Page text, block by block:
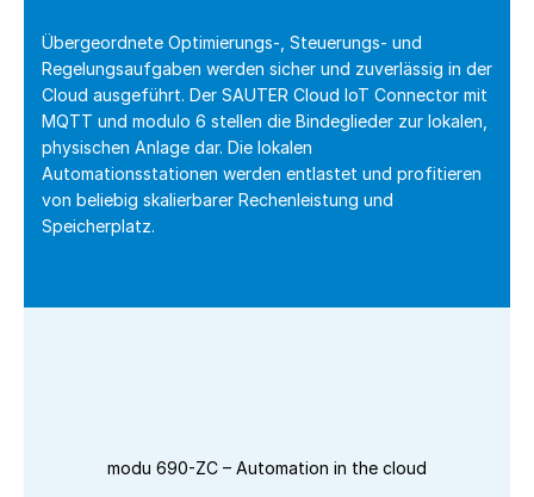
Übergeordnete Optimierungs-, Steuerungs- und
Regelungsaufgaben werden sicher und zuverlässig in der
Cloud ausgeführt. Der SAUTER Cloud IoT Connector mit
MQTT und modulo 6 stellen die Bindeglieder zur lokalen,
physischen Anlage dar. Die lokalen
Automationsstationen werden entlastet und profitieren
von beliebig skalierbarer Rechenleistung und
Speicherplatz.
modu 690-ZC – Automation in the cloud